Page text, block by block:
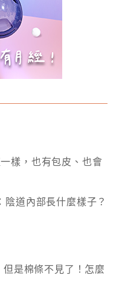
樣，也有包皮、也會
陰道內部長什麼樣子？
是棉條不見了！怎麼